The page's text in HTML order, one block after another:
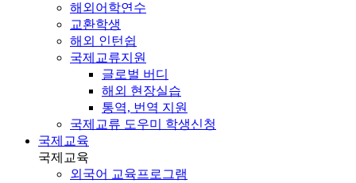
해외어학연수
교환학생
해외 인턴쉽
국제교류지원
글로벌 버디
해외 현장실습
통역, 번역 지원
국제교류 도우미 학생신청
국제교육
국제교육
외국어 교육프로그램